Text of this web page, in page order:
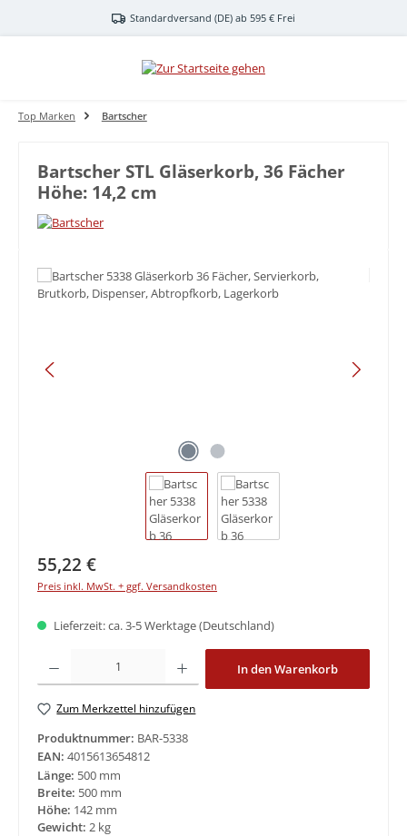
Zum Hauptinhalt springenStandardversand (DE) ab 595 € Frei
Top Marken Bartscher
Bartscher STL Gläserkorb, 36 Fächer
Höhe: 14,2 cm
Bildergalerie überspringen
Regulärer Preis:
55,22 €
Preis inkl. MwSt. + ggf. Versandkosten
Lieferzeit: ca. 3-5 Werktage (Deutschland)
Produkt Anzahl: Gib den gewünschten Wert ein oder benutze die
In den Warenkorb
Zum Merkzettel hinzufügen
Produktnummer: BAR-5338
EAN: 4015613654812
Länge: 500 mm
Breite: 500 mm
Höhe: 142 mm
Gewicht: 2 kg